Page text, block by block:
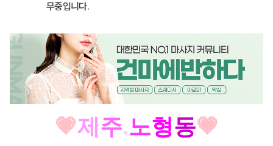
무중입니다.
💗제 주.노형동💗